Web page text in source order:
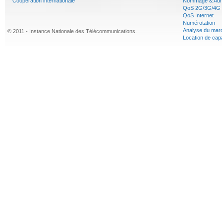
QoS 2G/3G/4G
QoS Internet
Numérotation
Analyse du
Location de
© 2011 - Instance Nationale des Télécommunications.